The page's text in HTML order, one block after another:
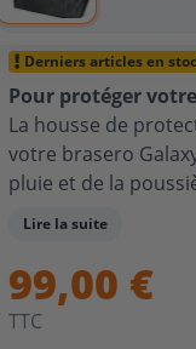
Derniers articles en
Pour protéger
La housse de
votre brasero
pluie et de la
Choisissez la
Lire la suite
99,00 €
TTC